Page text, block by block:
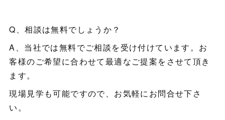
Q、相談は無料でしょうか？
A、当社では無料でご相談を受け付けています。お
客様のご希望に合わせて最適なご提案をさせて頂き
ます。
現場見学も可能ですので、お気軽にお問合せ下さ
い。